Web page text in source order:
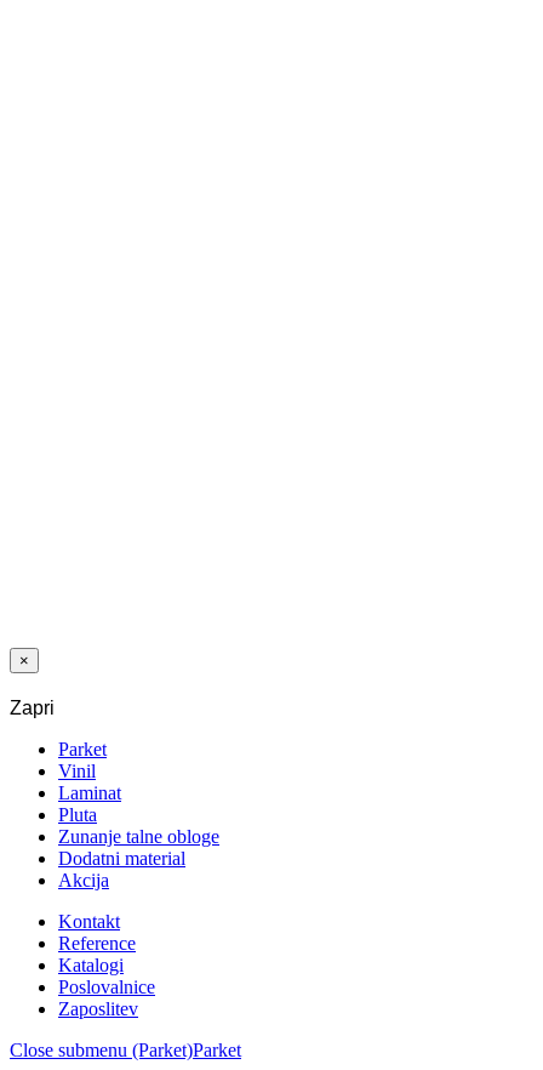
×
Zapri
Parket
Vinil
Laminat
Pluta
Zunanje talne obloge
Dodatni material
Akcija
Kontakt
Reference
Katalogi
Poslovalnice
Zaposlitev
Close submenu (Parket)Parket